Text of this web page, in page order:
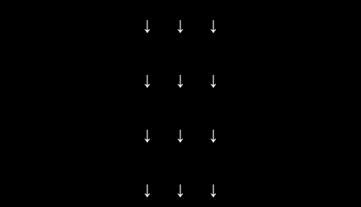
↓ ↓ ↓
↓ ↓ ↓
↓ ↓ ↓
↓ ↓ ↓